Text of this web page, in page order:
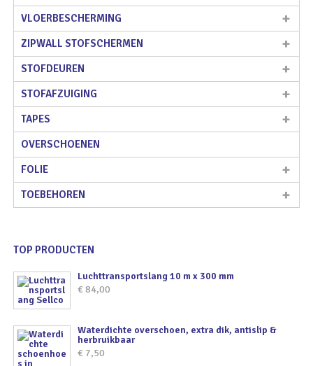
VLOERBESCHERMING
ZIPWALL STOFSCHERMEN
STOFDEUREN
STOFAFZUIGING
TAPES
OVERSCHOENEN
FOLIE
TOEBEHOREN
TOP PRODUCTEN
Luchttransportslang 10 m x 300 mm
€ 84,00
Waterdichte overschoen, extra dik, antislip &
herbruikbaar
€ 7,50